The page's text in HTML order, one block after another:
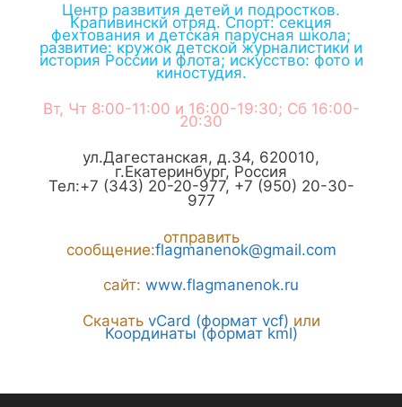
Центр развития детей и подростков.
Крапивинскй отряд. Спорт: секция
фехтования и детская парусная школа;
развитие: кружок детской журналистики и
история России и флота; искусство: фото и
киностудия.
Вт, Чт 8:00-11:00 и 16:00-19:30; Сб 16:00-
20:30
ул.Дагестанская, д.34, 620010,
г.Екатеринбург, Россия
Тел:+7 (343) 20-20-977, +7 (950) 20-30-
977
отправить
сообщение:flagmanenok@gmail.com
сайт: www.flagmanenok.ru
Скачать vCard (формат vcf) или
Координаты (формат kml)